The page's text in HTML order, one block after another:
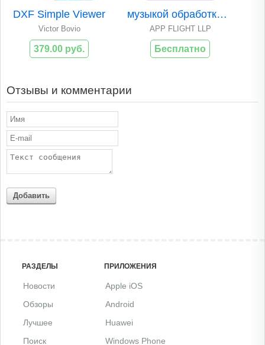
DXF Simple Viewer
Victor Bovio
379.00 руб.
музыкой обработка видео фото
APP FLIGHT LLP
Бесплатно
Отзывы и комментарии
Добавить
РАЗДЕЛЫ
Новости
Обзоры
Лучшее
Поиск
ПРИЛОЖЕНИЯ
Apple iOS
Android
Huawei
Windows Phone